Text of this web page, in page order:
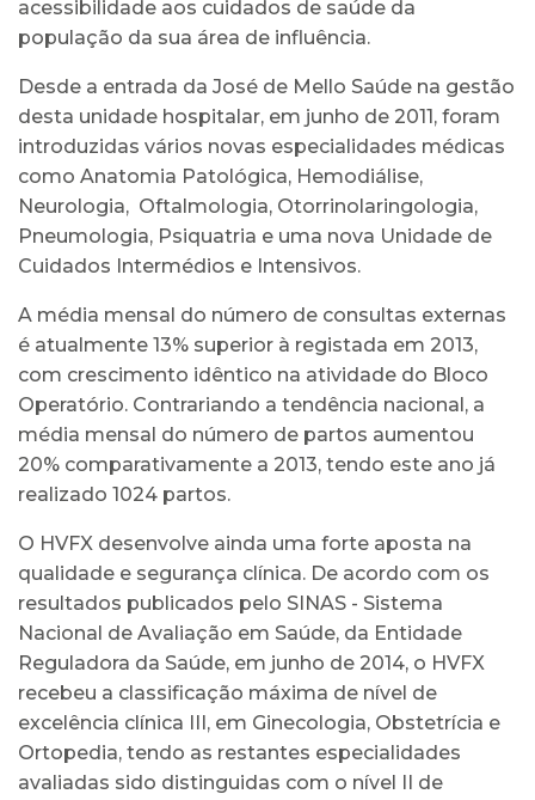
acessibilidade aos cuidados de saúde da
população da sua área de influência.
Desde a entrada da José de Mello Saúde na gestão
desta unidade hospitalar, em junho de 2011, foram
introduzidas vários novas especialidades médicas
como Anatomia Patológica, Hemodiálise,
Neurologia, Oftalmologia, Otorrinolaringologia,
Pneumologia, Psiquatria e uma nova Unidade de
Cuidados Intermédios e Intensivos.
A média mensal do número de consultas externas
é atualmente 13% superior à registada em 2013,
com crescimento idêntico na atividade do Bloco
Operatório. Contrariando a tendência nacional, a
média mensal do número de partos aumentou
20% comparativamente a 2013, tendo este ano já
realizado 1024 partos.
O HVFX desenvolve ainda uma forte aposta na
qualidade e segurança clínica. De acordo com os
resultados publicados pelo SINAS - Sistema
Nacional de Avaliação em Saúde, da Entidade
Reguladora da Saúde, em junho de 2014, o HVFX
recebeu a classificação máxima de nível de
excelência clínica III, em Ginecologia, Obstetrícia e
Ortopedia, tendo as restantes especialidades
avaliadas sido distinguidas com o nível II de